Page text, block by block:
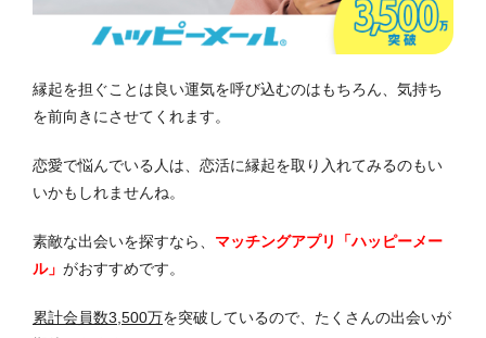
縁起を担ぐことは良い運気を呼び込むのはもちろん、気持ち
を前向きにさせてくれます。
恋愛で悩んでいる人は、恋活に縁起を取り入れてみるのもい
いかもしれませんね。
素敵な出会いを探すなら、 マッチングアプリ「ハッピーメー
ル」 がおすすめです。
累計会員数3,500万を突破しているので、たくさんの出会いが